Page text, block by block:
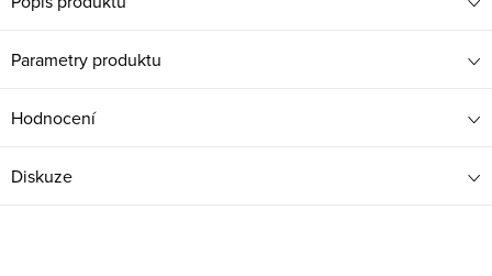
Parametry produktu
Hodnocení
Diskuze